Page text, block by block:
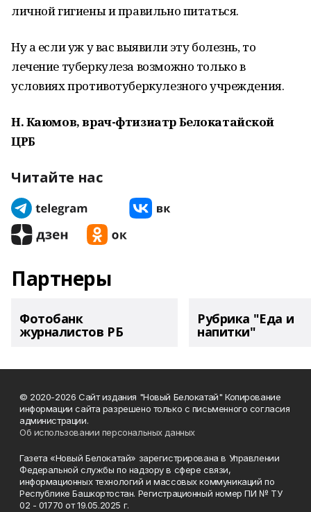
личной гигиены и правильно питаться.
Ну а если уж у вас выявили эту болезнь, то
лечение туберкулеза возможно только в
условиях противотуберкулезного учреждения.
Н. Каюмов, врач-фтизиатр Белокатайской
ЦРБ
Читайте нас
Партнеры
Фотобанк
журналистов РБ
Рубрика "Еда и
напитки"
© 2020-2026 Сайт издания "Новый Белокатай" Копирование
информации сайта разрешено только с письменного согласия
администрации.
Об использовании персональных данных
Газета «Новый Белокатай» зарегистрирована в Управлении
Федеральной службы по надзору в сфере связи,
информационных технологий и массовых коммуникаций по
Республике Башкортостан. Регистрационный номер ПИ № ТУ
02 - 01770 от 19.05.2025 г.